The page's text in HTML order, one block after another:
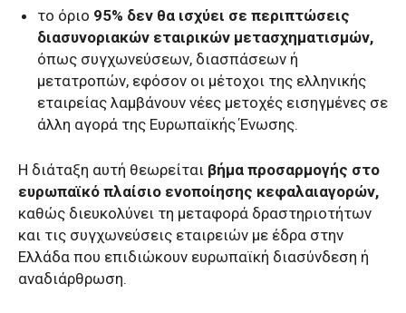
το όριο 95% δεν θα ισχύει σε περιπτώσεις
διασυνοριακών εταιρικών μετασχηματισμών,
όπως συγχωνεύσεων, διασπάσεων ή
μετατροπών, εφόσον οι μέτοχοι της ελληνικής
εταιρείας λαμβάνουν νέες μετοχές εισηγμένες σε
άλλη αγορά της Ευρωπαϊκής Ένωσης.
Η διάταξη αυτή θεωρείται βήμα προσαρμογής στο
ευρωπαϊκό πλαίσιο ενοποίησης κεφαλαιαγορών,
καθώς διευκολύνει τη μεταφορά δραστηριοτήτων
και τις συγχωνεύσεις εταιρειών με έδρα στην
Ελλάδα που επιδιώκουν ευρωπαϊκή διασύνδεση ή
αναδιάρθρωση.